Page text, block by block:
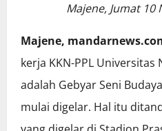
Majene, Jumat 10
Majene,
kerja KKN-PPL Universitas
adalah Gebyar Seni
mulai digelar. Hal itu